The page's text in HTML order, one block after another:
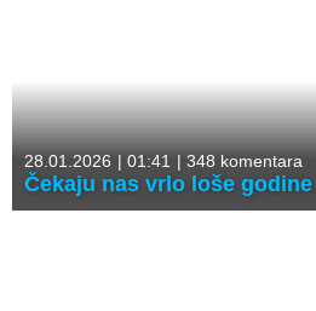
28.01.2026 | 01:41 | 348 komentara
Čekaju nas vrlo loše godine